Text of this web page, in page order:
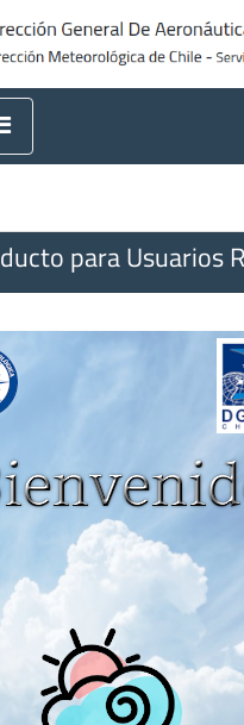
para Usuarios